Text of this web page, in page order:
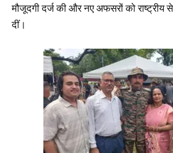
मौजूदगी दर्ज की और नए अफसरों को राष्ट्रीय
दीं।